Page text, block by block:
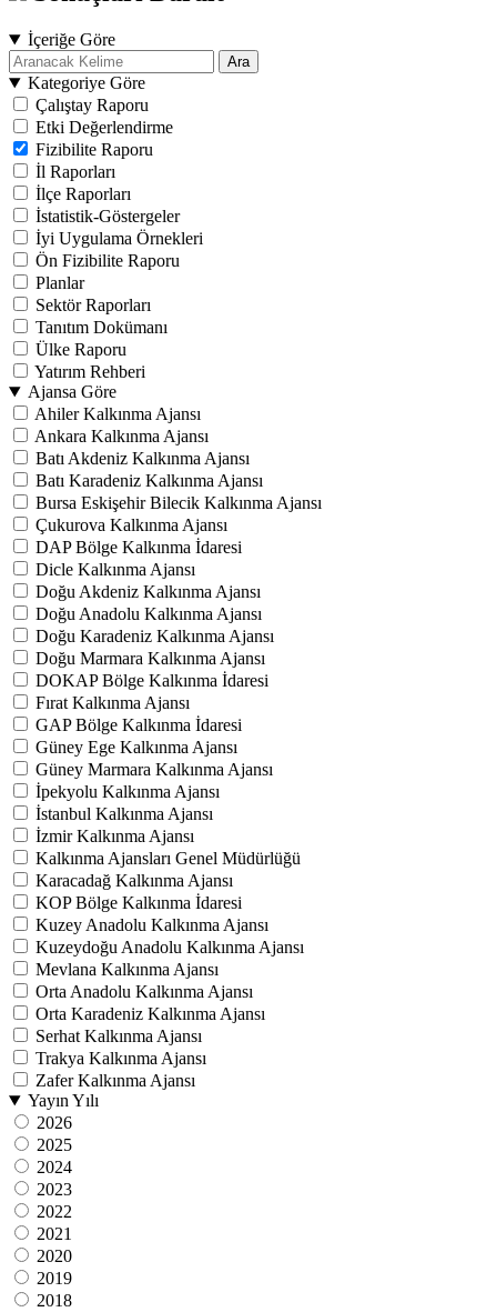
İçeriğe Göre
Ara
Kategoriye Göre
Çalıştay Raporu
Etki Değerlendirme
Fizibilite Raporu
İl Raporları
İlçe Raporları
İstatistik-Göstergeler
İyi Uygulama Örnekleri
Ön Fizibilite Raporu
Planlar
Sektör Raporları
Tanıtım Dokümanı
Ülke Raporu
Yatırım Rehberi
Ajansa Göre
Ahiler Kalkınma Ajansı
Ankara Kalkınma Ajansı
Batı Akdeniz Kalkınma Ajansı
Batı Karadeniz Kalkınma Ajansı
Bursa Eskişehir Bilecik Kalkınma Ajansı
Çukurova Kalkınma Ajansı
DAP Bölge Kalkınma İdaresi
Dicle Kalkınma Ajansı
Doğu Akdeniz Kalkınma Ajansı
Doğu Anadolu Kalkınma Ajansı
Doğu Karadeniz Kalkınma Ajansı
Doğu Marmara Kalkınma Ajansı
DOKAP Bölge Kalkınma İdaresi
Fırat Kalkınma Ajansı
GAP Bölge Kalkınma İdaresi
Güney Ege Kalkınma Ajansı
Güney Marmara Kalkınma Ajansı
İpekyolu Kalkınma Ajansı
İstanbul Kalkınma Ajansı
İzmir Kalkınma Ajansı
Kalkınma Ajansları Genel Müdürlüğü
Karacadağ Kalkınma Ajansı
KOP Bölge Kalkınma İdaresi
Kuzey Anadolu Kalkınma Ajansı
Kuzeydoğu Anadolu Kalkınma Ajansı
Mevlana Kalkınma Ajansı
Orta Anadolu Kalkınma Ajansı
Orta Karadeniz Kalkınma Ajansı
Serhat Kalkınma Ajansı
Trakya Kalkınma Ajansı
Zafer Kalkınma Ajansı
Yayın Yılı
2026
2025
2024
2023
2022
2021
2020
2019
2018